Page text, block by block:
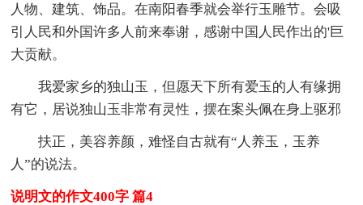
人物、建筑、饰品。在南阳春季就会举行玉雕节。会吸
引人民和外国许多人前来奉谢，感谢中国人民作出的'巨
大贡献。
我爱家乡的独山玉，但愿天下所有爱玉的人有缘拥
有它，居说独山玉非常有灵性，摆在案头佩在身上驱邪
扶正，美容养颜，难怪自古就有“人养玉，玉养
人”的说法。
说明文的作文400字 篇4